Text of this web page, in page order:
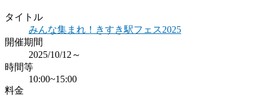
タイトル
みんな集まれ！きすき駅フェス2025
開催期間
2025/10/12～
時間等
10:00~15:00
料金